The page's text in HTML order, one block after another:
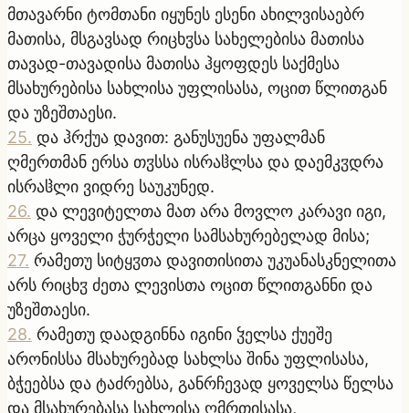
მთავარნი ტომთანი იყუნეს ესენი ახილვისაებრ
მათისა, მსგავსად რიცხჳსა სახელებისა მათისა
თავად-თავადისა მათისა ჰყოფდეს საქმესა
მსახურებისა სახლისა უფლისასა, ოცით წლითგან
და უზეშთაესი.
25. და ჰრქუა დავით: განუსუენა უფალმან
ღმერთმან ერსა თჳსსა ისრაჱლსა და დაემკჳდრა
ისრაჱლი ვიდრე საუკუნედ.
26. და ლევიტელთა მათ არა მოვლო კარავი იგი,
არცა ყოველი ჭურჭელი სამსახურებელად მისა;
27. რამეთუ სიტყჳთა დავითისითა უკუანასკნელითა
არს რიცხჳ ძეთა ლევისთა ოცით წლითგანნი და
უზეშთაესი.
28. რამეთუ დაადგინნა იგინი ჴელსა ქუეშე
არონისსა მსახურებად სახლსა შინა უფლისასა,
ბჭეებსა და ტაძრებსა, განრჩევად ყოველსა წელსა
და მსახურებასა სახლისა ღმრთისასა,